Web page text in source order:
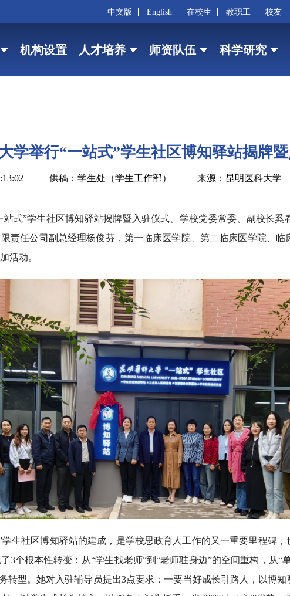
中文版 English 在校生 教职工 校友
机构设置 人才培养 师资队伍 科学研究
学举行“一站式”学生社区博知驿站揭牌
供稿：学生处（学生工作部） 来源：昆明医科大学
式”学生社区博知驿站揭牌暨入驻仪式。学校党委常委、副校长奚
责任公司副总经理杨俊芬，第一临床医学院、第二临床医学院、
活动。
生社区博知驿站的建成，是学校思政育人工作的又一重要里程碑
3个根本性转变：从“学生找老师”到“老师驻身边”的空间重构，从“
转型。她对入驻辅导员提出3点要求：一要当好成长引路人，以博